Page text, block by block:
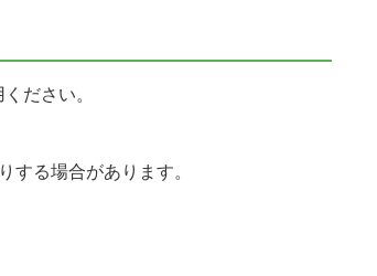
ださい。
る場合があります。